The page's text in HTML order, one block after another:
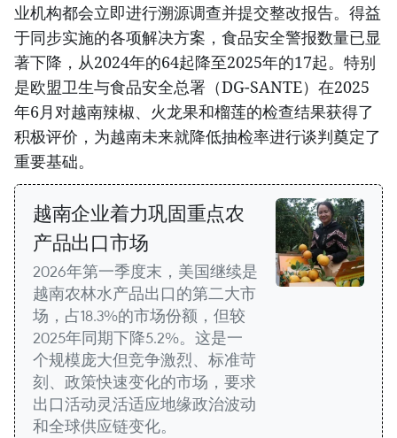
业机构都会立即进行溯源调查并提交整改报告。得益
于同步实施的各项解决方案，食品安全警报数量已显
著下降，从2024年的64起降至2025年的17起。特别
是欧盟卫生与食品安全总署（DG-SANTE）在2025
年6月对越南辣椒、火龙果和榴莲的检查结果获得了
积极评价，为越南未来就降低抽检率进行谈判奠定了
重要基础。
越南企业着力巩固重点农
产品出口市场
2026年第一季度末，美国继续是
越南农林水产品出口的第二大市
场，占18.3%的市场份额，但较
2025年同期下降5.2%。这是一
个规模庞大但竞争激烈、标准苛
刻、政策快速变化的市场，要求
出口活动灵活适应地缘政治波动
和全球供应链变化。